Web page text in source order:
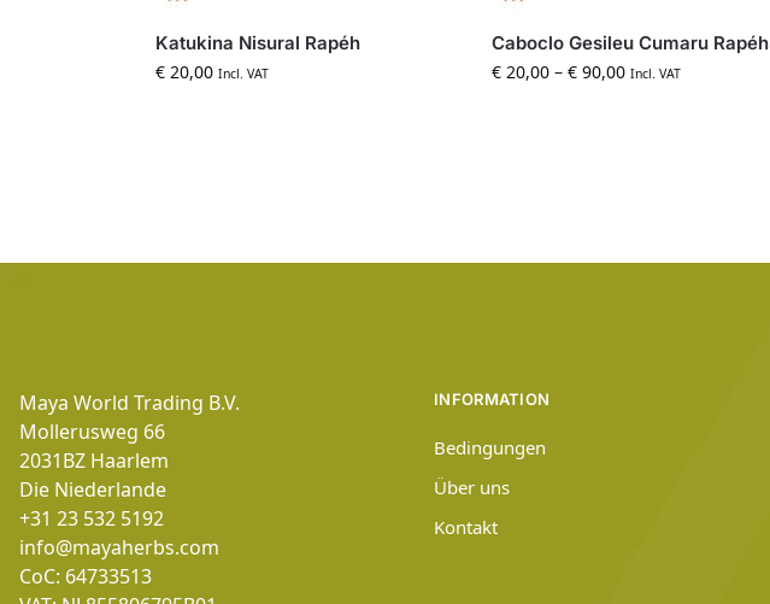
Katukina Nisural Rapéh
€20,00 Incl. VAT
Caboclo Gesileu Cumaru Rapéh
€20,00 – €90,00 Incl. VAT
Maya World Trading B.V.
Mollerusweg 66
2031BZ Haarlem
Die Niederlande
+31 23 532 5192
info@mayaherbs.com
CoC: 64733513
INFORMATION
Bedingungen
Über uns
Kontakt